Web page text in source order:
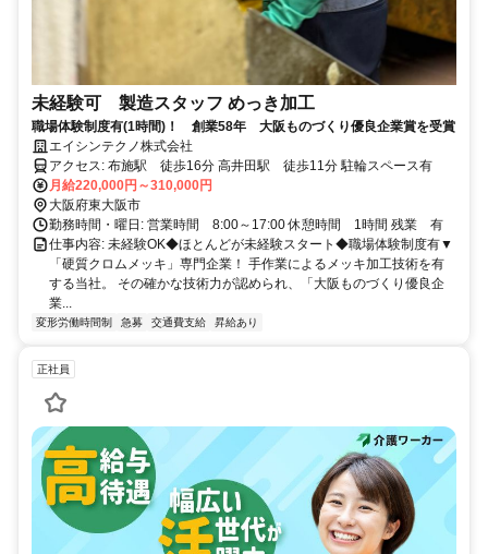
未経験可 製造スタッフ めっき加工
職場体験制度有(1時間)！ 創業58年 大阪ものづくり優良企業賞を受賞
エイシンテクノ株式会社
アクセス: 布施駅 徒歩16分 高井田駅 徒歩11分 駐輪スペース有
月給220,000円～310,000円
大阪府東大阪市
勤務時間・曜日: 営業時間 8:00～17:00 休憩時間 1時間 残業 有
仕事内容: 未経験OK◆ほとんどが未経験スタート◆職場体験制度有▼
「硬質クロムメッキ」専門企業！ 手作業によるメッキ加工技術を有
する当社。 その確かな技術力が認められ、「大阪ものづくり優良企
業...
変形労働時間制 急募 交通費支給 昇給あり
正社員